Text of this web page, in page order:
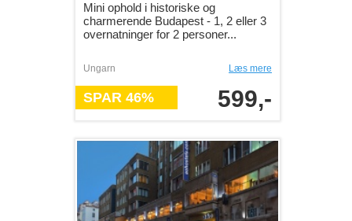
Mini ophold i historiske og
charmerende Budapest - 1, 2 eller 3
overnatninger for 2 personer...
Ungarn Læs mere
SPAR 46% 599,-